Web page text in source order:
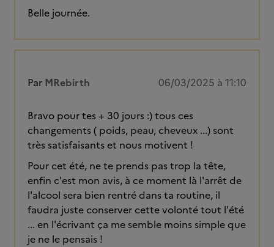
Belle journée.
Par MRebirth 06/03/2025 à 11:10
Bravo pour tes + 30 jours :) tous ces
changements ( poids, peau, cheveux ...) sont
très satisfaisants et nous motivent !
Pour cet été, ne te prends pas trop la tête,
enfin c'est mon avis, à ce moment là l'arrêt de
l'alcool sera bien rentré dans ta routine, il
faudra juste conserver cette volonté tout l'été
... en l'écrivant ça me semble moins simple que
je ne le pensais !